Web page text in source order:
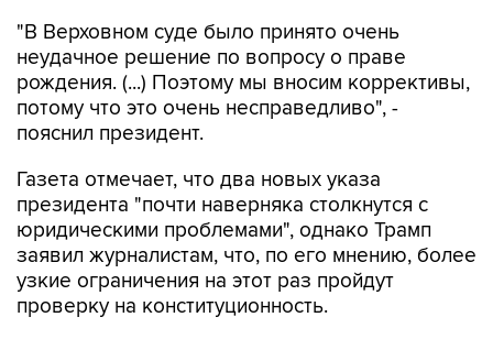
"В Верховном суде было принято очень
неудачное решение по вопросу о праве
рождения. (...) Поэтому мы вносим коррективы,
потому что это очень несправедливо", -
пояснил президент.
Газета отмечает, что два новых указа
президента "почти наверняка столкнутся с
юридическими проблемами", однако Трамп
заявил журналистам, что, по его мнению, более
узкие ограничения на этот раз пройдут
проверку на конституционность.